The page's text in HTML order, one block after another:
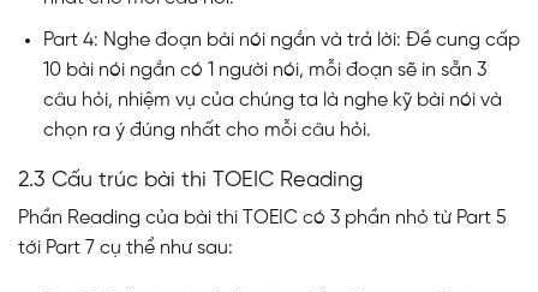
Part 4: Nghe đoạn bài nói ngắn và trả lời: Đề cung cấp
10 bài nói ngắn có 1 người nói, mỗi đoạn sẽ in sẵn 3
câu hỏi, nhiệm vụ của chúng ta là nghe kỹ bài nói và
chọn ra ý đúng nhất cho mỗi câu hỏi.
2.3 Cấu trúc bài thi TOEIC Reading
Phần Reading của bài thi TOEIC có 3 phần nhỏ từ Part 5
tới Part 7 cụ thể như sau: